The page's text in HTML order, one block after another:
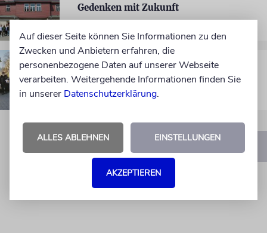
Gedenken mit Zukunft
UKRAINE-HILFE
Eine gesellschaftliche Aufgabe
Auf dieser Seite können Sie Informationen zu den
Zwecken und Anbietern erfahren, die
personenbezogene Daten auf unserer Webseite
verarbeiten. Weitergehende Informationen finden Sie
in unserer Datenschutzerklärung.
ALLES ABLEHNEN EINSTELLUNGEN
AKZEPTIEREN